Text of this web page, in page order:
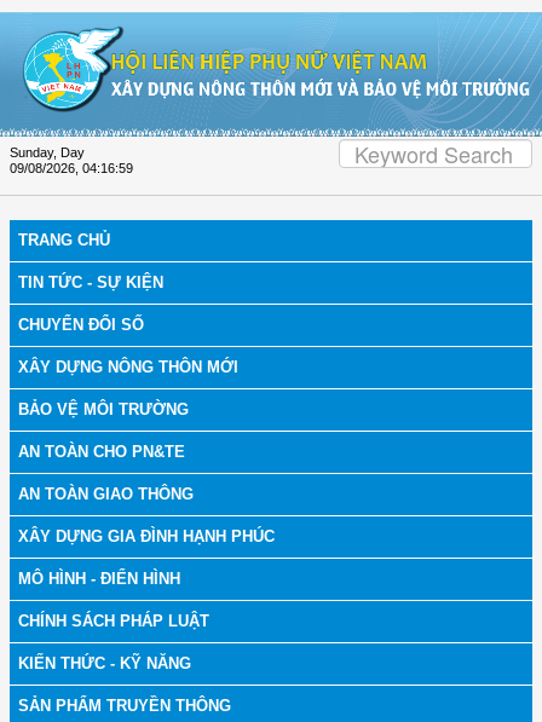
Sunday, Day
09/08/2026 04:16:59
TRANG CHỦ
TIN TỨC - SỰ KIỆN
CHUYỂN ĐỔI SỐ
XÂY DỰNG NÔNG THÔN MỚI
BẢO VỆ MÔI TRƯỜNG
AN TOÀN CHO PN&TE
AN TOÀN GIAO THÔNG
XÂY DỰNG GIA ĐÌNH HẠNH PHÚC
MÔ HÌNH - ĐIỂN HÌNH
CHÍNH SÁCH PHÁP LUẬT
KIẾN THỨC - KỸ NĂNG
SẢN PHẨM TRUYỀN THÔNG